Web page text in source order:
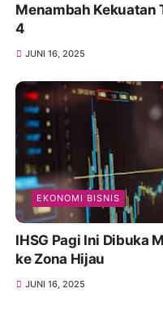
Menambah Kekuatan
4
JUNI 16, 2025
EKONOMI BISNIS
IHSG Pagi Ini Dibuka
ke Zona Hijau
JUNI 16, 2025